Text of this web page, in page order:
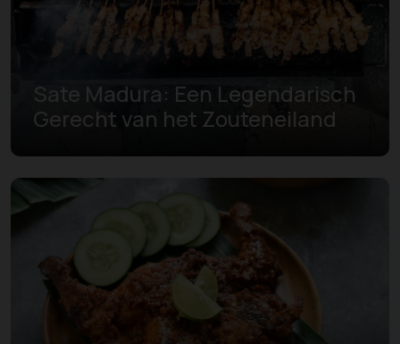
Sate Madura: Een Legendarisch
Gerecht van het Zouteneiland